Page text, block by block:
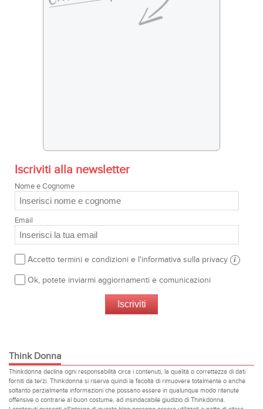
Iscriviti alla newsletter
Nome e Cognome
Email
Accetto termini e condizioni e l'informativa sulla privacy i
Ok, potete inviarmi aggiornamenti e comunicazioni
Think Donna
Thinkdonna declina ogni responsabilità circa i contenuti, la qualità o correttezza di dati
forniti da terzi. Thinkdonna si riserva quindi la facoltà di rimuovere totalmente o anche
soltanto parzialmente informazioni che possano essere in qualunque modo ritenute
offensive o contrarie al buon costume, ad insindacabile giudizio di Thinkdonna.